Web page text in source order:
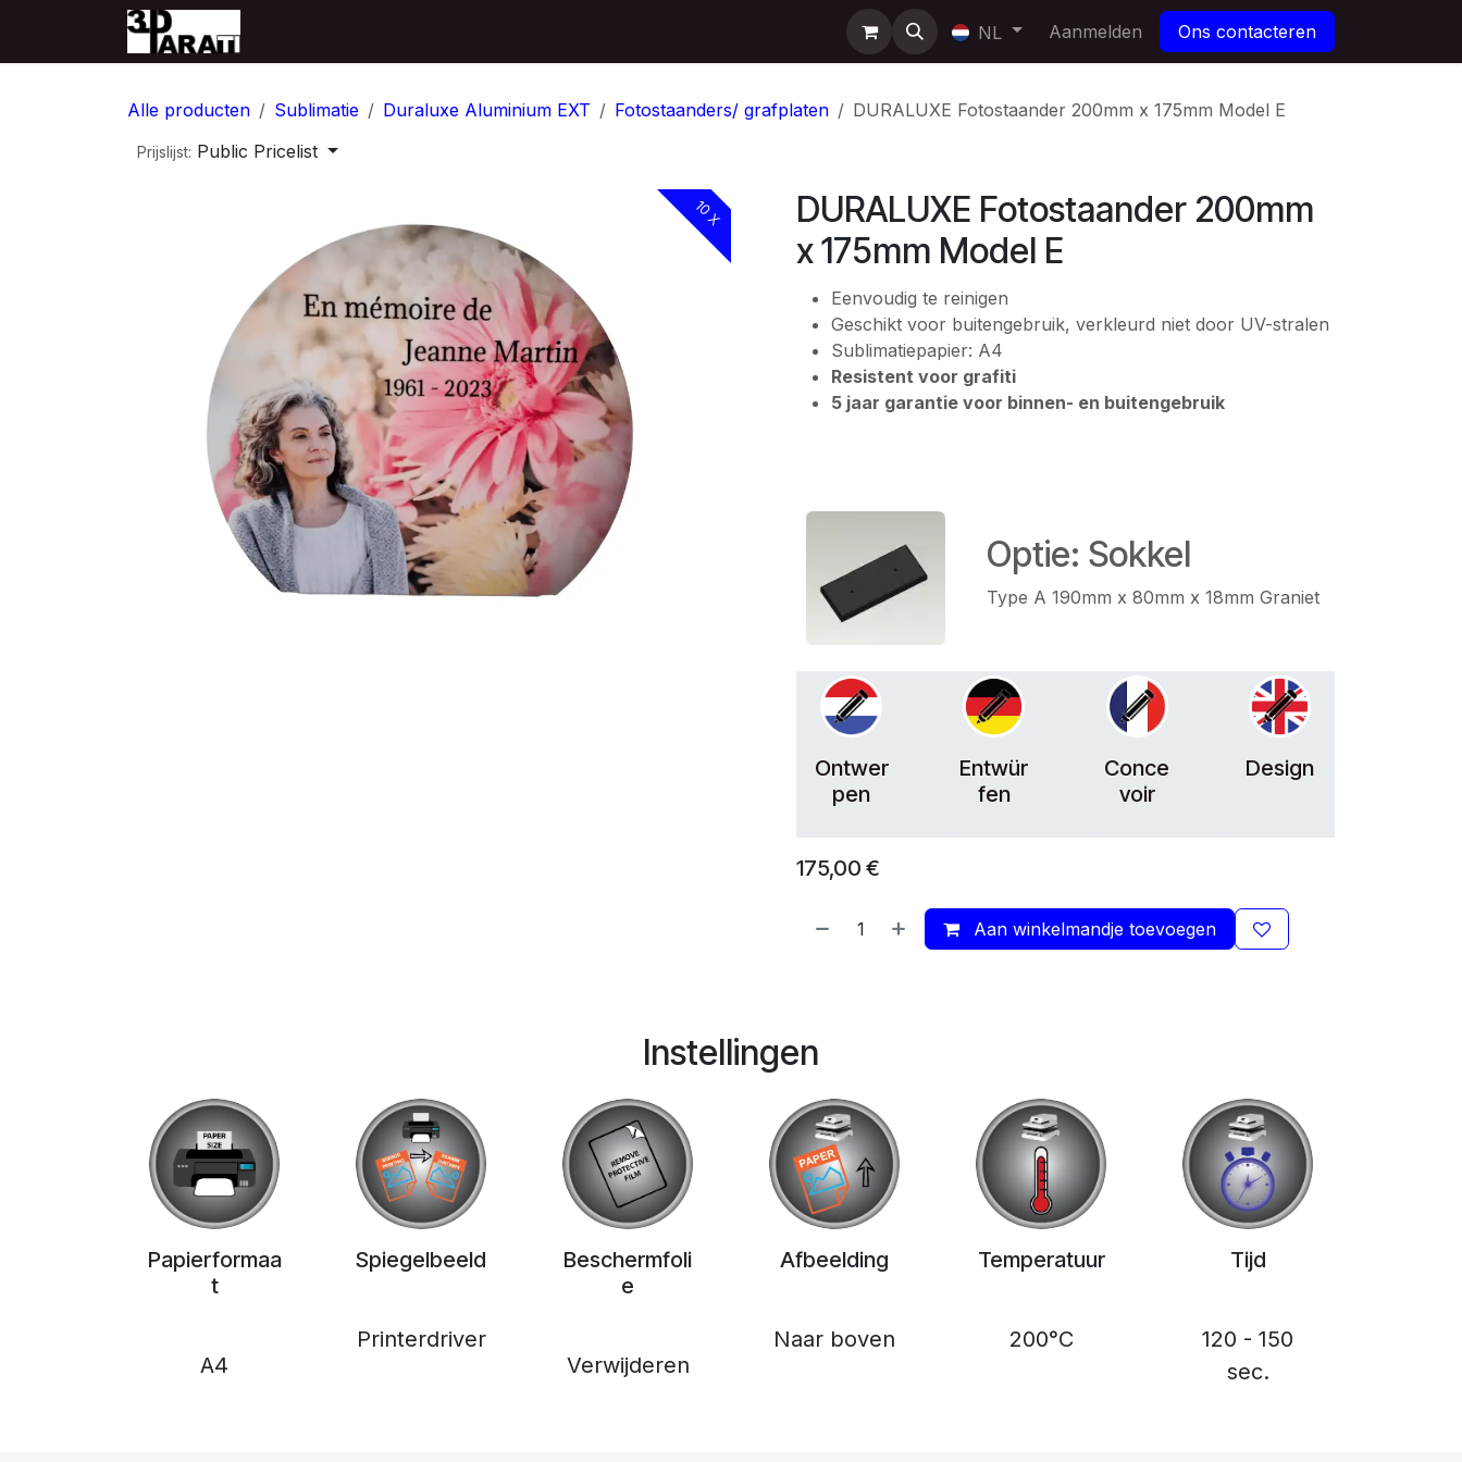
Overslaan naar inhoud
NL Aanmelden Ons contacteren
Alle producten Sublimatie Duraluxe Aluminium EXT Fotostaanders/ grafplaten DURALUXE Fotostaander 200mm x 175mm Model E
Prijslijst: Public Pricelist
10 X
DURALUXE Fotostaander 200mm
x 175mm Model E
Eenvoudig te reinigen
Geschikt voor buitengebruik, verkleurd niet door UV-stralen
Sublimatiepapier: A4
Resistent voor grafiti
5 jaar garantie voor binnen- en buitengebruik
Optie: Sokkel
Type A 190mm x 80mm x 18mm Graniet
Ontwer
pen
Entwür
fen
Conce
voir
Design
175,00 €
Aan winkelmandje toevoegen
Instellingen
Papierformaa
t
A4
Spiegelbeeld
Printerdriver
Beschermfoli
e
Verwijderen
Afbeelding
Naar boven
Temperatuur
200°C
Tijd
120 - 150
sec.